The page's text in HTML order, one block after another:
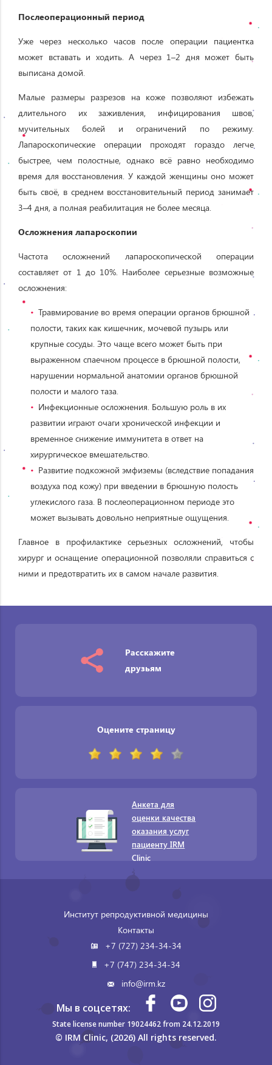
Послеоперационный период
Уже через несколько часов после операции пациентка
может вставать и ходить. А через 1–2 дня может быть
выписана домой.
Малые размеры разрезов на коже позволяют избежать
длительного их заживления, инфицирования швов,
мучительных болей и ограничений по режиму.
Лапароскопические операции проходят гораздо легче
быстрее, чем полостные, однако всё равно необходимо
время для восстановления. У каждой женщины оно может
быть своё, в среднем восстановительный период занимает
3–4 дня, а полная реабилитация не более месяца.
Осложнения лапароскопии
Частота осложнений лапароскопической операции
составляет от 1 до 10%. Наиболее серьезные возможные
осложнения:
Травмирование во время операции органов брюшной
полости, таких как кишечник, мочевой пузырь или
крупные сосуды. Это чаще всего может быть при
выраженном спаечном процессе в брюшной полости,
нарушении нормальной анатомии органов брюшной
полости и малого таза.
Инфекционные осложнения. Большую роль в их
развитии играют очаги хронической инфекции и
временное снижение иммунитета в ответ на
хирургическое вмешательство.
Развитие подкожной эмфиземы (вследствие попадания
воздуха под кожу) при введении в брюшную полость
углекислого газа. В послеоперационном периоде это
может вызывать довольно неприятные ощущения.
Главное в профилактике серьезных осложнений, чтобы
хирург и оснащение операционной позволяли справиться с
ними и предотвратить их в самом начале развития.
Расскажите
друзьям
Оцените страницу
Анкета для
оценки качества
оказания услуг
пациенту IRM
Clinic
Институт репродуктивной медицины
Контакты
+7 (727) 234-34-34
+7 (747) 234-34-34
info@irm.kz
Мы в соцсетях:
State license number 19024462 from 24.12.2019
© IRM Clinic, (2026) All rights reserved.